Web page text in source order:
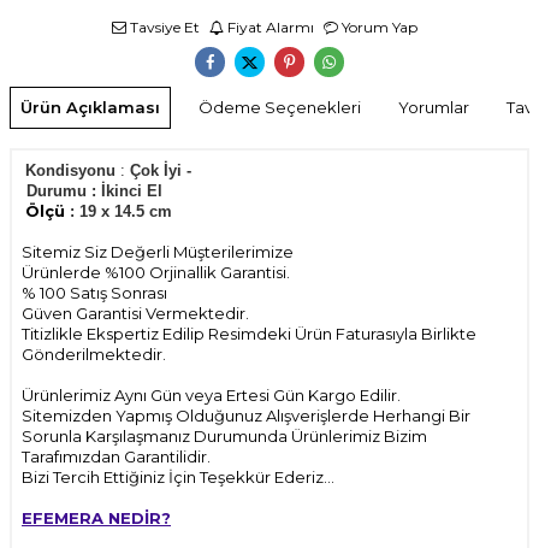
Tavsiye Et Fiyat Alarmı Yorum Yap
Ürün Açıklaması Ödeme Seçenekleri Yorumlar
Kondisyonu : Çok İyi -
Durumu : İkinci El
Ölçü : 19 x 14.5 cm
Sitemiz Siz Değerli Müşterilerimize
Ürünlerde %100 Orjinallik Garantisi.
% 100 Satış Sonrası
Güven Garantisi Vermektedir.
Titizlikle Ekspertiz Edilip Resimdeki Ürün Faturasıyla Birlikte
Gönderilmektedir.
Ürünlerimiz Aynı Gün veya Ertesi Gün Kargo Edilir.
Sitemizden Yapmış Olduğunuz Alışverişlerde Herhangi Bir
Sorunla Karşılaşmanız Durumunda Ürünlerimiz Bizim
Tarafımızdan Garantilidir.
Bizi Tercih Ettiğiniz İçin Teşekkür Ederiz...
EFEMERA NEDİR?